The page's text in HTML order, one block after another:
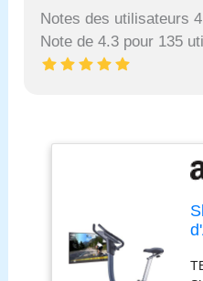
Notes des utilisateurs
Note de 4.3 pour 135